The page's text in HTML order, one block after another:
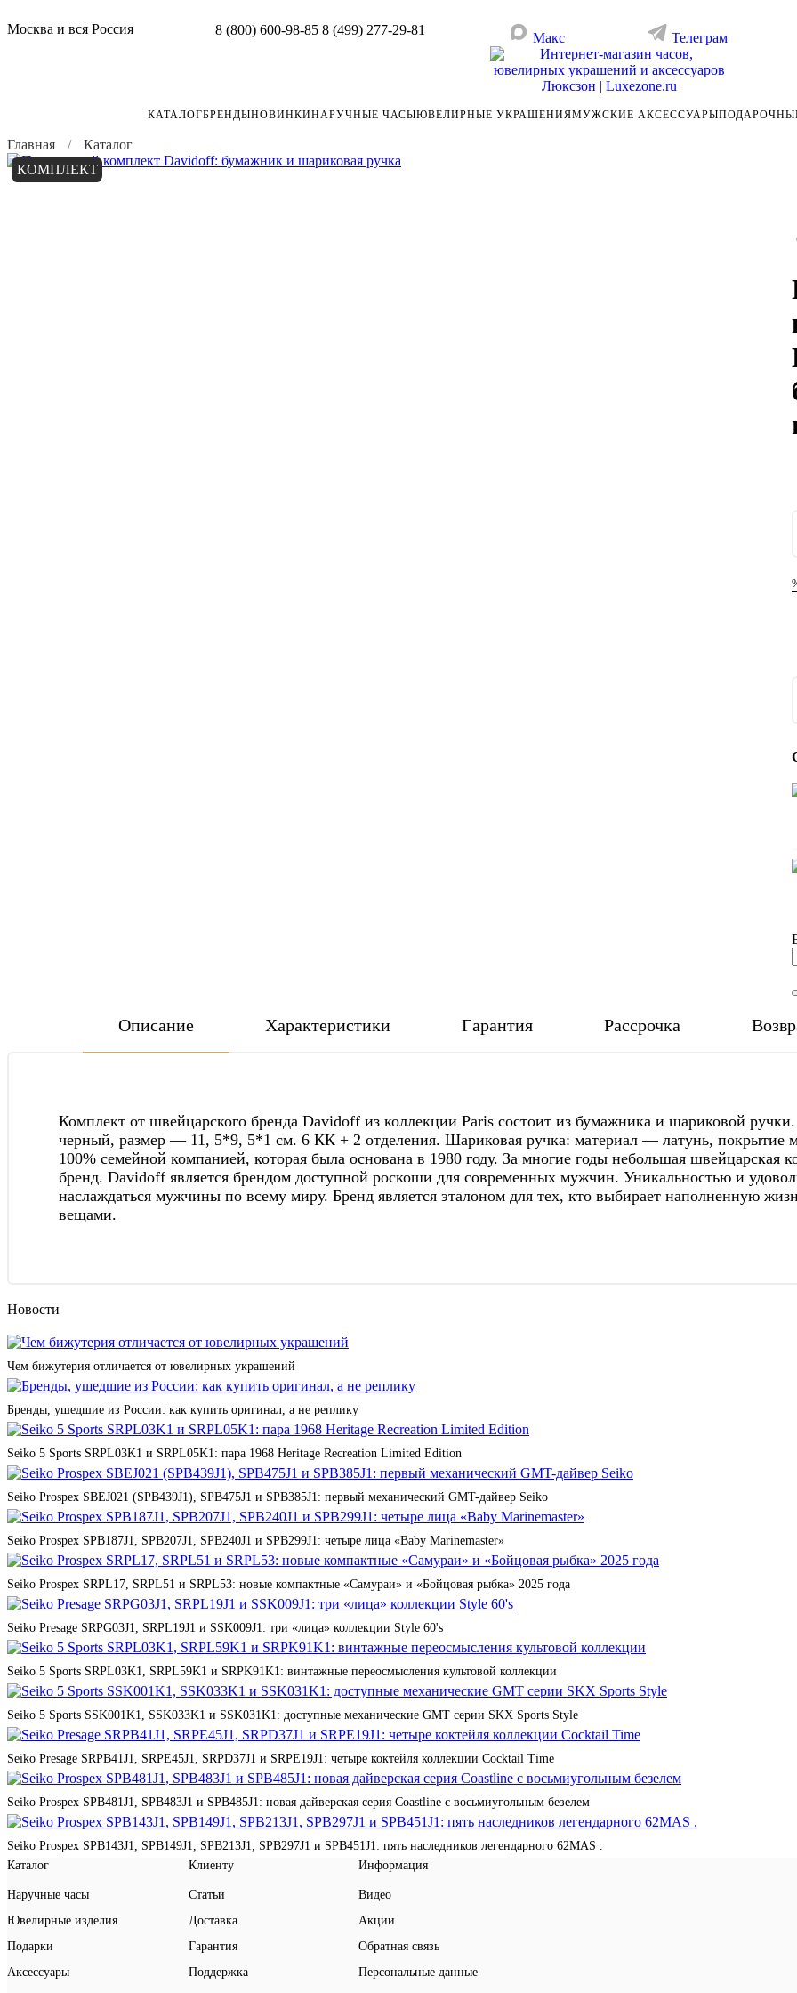
Москва и вся Россия 8 (800) 600-98-85 8 (499) 277-29-81
Макс Телеграм
КАТАЛОГБРЕНДЫНОВИНКИНАРУЧНЫЕ ЧАСЫЮВЕЛИРНЫЕ УКРАШЕНИЯМУЖСКИЕ АКСЕССУАРЫ
Главная
Каталог
КОМПЛЕКТ
Описание Характеристики Гарантия Рассрочка
Комплект от швейцарского бренда Davidoff из коллекции Paris состоит из бумажника и шариковой
черный, размер — 11, 5*9, 5*1 см. 6 КК + 2 отделения. Шариковая ручка: материал — латунь, покрытие
100% семейной компанией, которая была основана в 1980 году. За многие годы небольшая
бренд. Davidoff является брендом доступной роскоши для современных мужчин. Уникальностью и
наслаждаться мужчины по всему миру. Бренд является эталоном для тех, кто выбирает наполненную
вещами.
Новости
Чем бижутерия отличается от ювелирных украшений
Бренды, ушедшие из России: как купить оригинал, а не реплику
Seiko 5 Sports SRPL03K1 и SRPL05K1: пара 1968 Heritage Recreation Limited Edition
Seiko Prospex SBEJ021 (SPB439J1), SPB475J1 и SPB385J1: первый механический GMT-дайвер Seiko
Seiko Prospex SPB187J1, SPB207J1, SPB240J1 и SPB299J1: четыре лица «Baby Marinemaster»
Seiko Prospex SRPL17, SRPL51 и SRPL53: новые компактные «Самураи» и «Бойцовая рыбка» 2025 года
Seiko Presage SRPG03J1, SRPL19J1 и SSK009J1: три «лица» коллекции Style 60's
Seiko 5 Sports SRPL03K1, SRPL59K1 и SRPK91K1: винтажные переосмысления культовой коллекции
Seiko 5 Sports SSK001K1, SSK033K1 и SSK031K1: доступные механические GMT серии SKX Sports Style
Seiko Presage SRPB41J1, SRPE45J1, SRPD37J1 и SRPE19J1: четыре коктейля коллекции Cocktail Time
Seiko Prospex SPB481J1, SPB483J1 и SPB485J1: новая дайверская серия Coastline с восьмиугольным безелем
Seiko Prospex SPB143J1, SPB149J1, SPB213J1, SPB297J1 и SPB451J1: пять наследников легендарного 62MAS .
Каталог
Наручные часы
Ювелирные изделия
Подарки
Аксессуары
Клиенту
Статьи
Доставка
Гарантия
Поддержка
Информация
Видео
Акции
Обратная связь
Персональные данные